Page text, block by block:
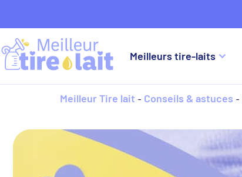
Meilleurs tire-laits
Meilleur Tire lait - Conseils & astuces -